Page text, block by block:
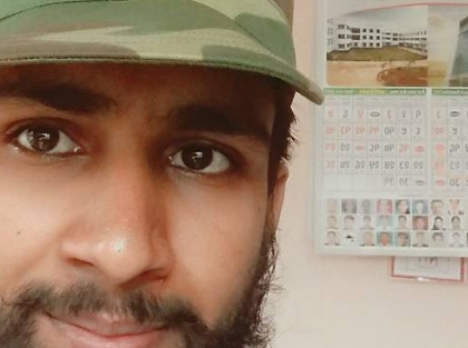
गर्‍यो वार्षिकोत्सव
हितेन्द्रदेव शाक्यलाई पद छाड्नुपर्ने
सहनशीलताको ब्रेक
राममाया च्यामिनीसँग दशरथ
सदस्य गणेश सुवेदीलाई आइएनएनएफद्वारा सम्मान
एनआरएनए
बस
गणेश पण्डितको कवितासङ्ग्रह कालापानी लोकार्पण
नुवाकोटका घिमिरे निर्वाचित
कविता – सुख भोग
पत्रकार पक्राउ पुर्जीबारे काउन्सिल सुक्ष्म अध्ययनमा
स्थापनाः सहिदका बालबालिकाको शिक्षामा खर्च हुने
समितिको अध्यक्षमा विश्वकर्मा
राजावादीको आन्दोलनः